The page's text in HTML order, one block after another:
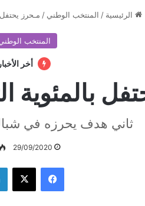
الرئيسية / المنتخب الوطني / مـحرز يحتفل
المنتخب
أخر الأخبار
بالمئوية
ثاني هدف يحرزه في
29/09/2020
فيسبوك ‫X